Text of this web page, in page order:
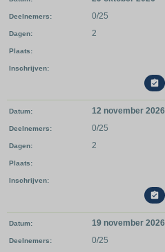
Deelnemers 0/25
Dagen 2
Plaats
Inschrijven

Datum 12 november 2026
Deelnemers 0/25
Dagen 2
Plaats
Inschrijven

Datum 19 november 2026
Deelnemers 0/25